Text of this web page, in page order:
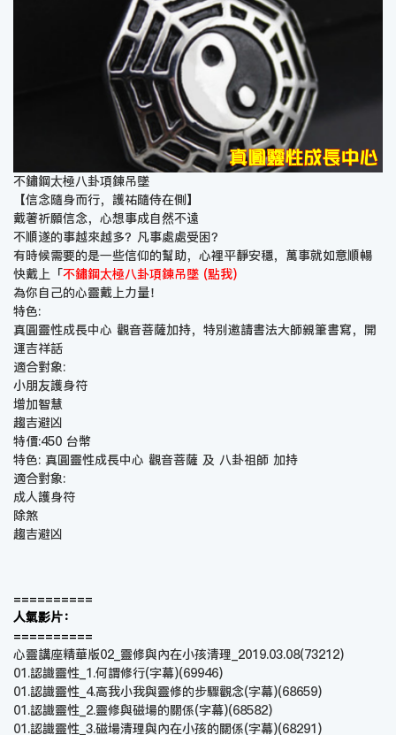
不鏽鋼太極八卦項鍊吊墜
【信念隨身而行，護祐隨侍在側】
戴著祈願信念，心想事成自然不遠
不順遂的事越來越多？凡事處處受困？
有時候需要的是一些信仰的幫助，心裡平靜安穩，萬事就如意順暢
快戴上「不鏽鋼太極八卦項鍊吊墜 (點我)
為你自己的心靈戴上力量！
特色:
真圓靈性成長中心 觀音菩薩加持，特別邀請書法大師親筆書寫，開
運吉祥話
適合對象:
小朋友護身符
增加智慧
趨吉避凶
特價:450 台幣
特色: 真圓靈性成長中心 觀音菩薩 及 八卦祖師 加持
適合對象:
成人護身符
除煞
趨吉避凶
==========
人氣影片：
==========
心靈講座精華版02_靈修與內在小孩清理_2019.03.08(73212)
01.認識靈性_1.何謂修行(字幕)(69946)
01.認識靈性_4.高我小我與靈修的步驟觀念(字幕)(68659)
01.認識靈性_2.靈修與磁場的關係(字幕)(68582)
01.認識靈性_3.磁場清理與內在小孩的關係(字幕)(68291)